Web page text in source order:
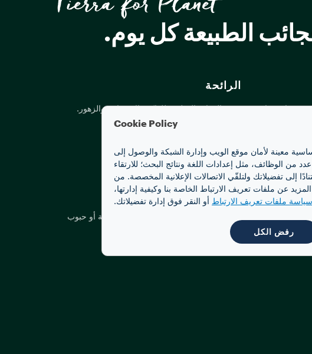
Tierra for Planet
الطبيعة كل يوم.
الرائحة
تذوق الروائح العطرية للفاكهة الاستوائية والزهور.
التنوع
المزيج المستدام في صورة الحبوب الكاملة أو حبوب
القهوة المطحونة.
Cookie Policy
معينة لأمان موقع الويب وإدارة الشبكة والوصول إلى
الوظائف، مثل إعدادات اللغة ونتائج البحث؛ للارتقاء
إلى تفضيلاتك ولتلقّي الاتصالات الإعلانية المخصصة. من
عن ملفات تعريف الارتباط الخاصة بنا وكيفية إدارتها،
سياسة ملفات تعريف الارتباط أو النقر فوق إدارة تفضيلاتك.
رفض الكل